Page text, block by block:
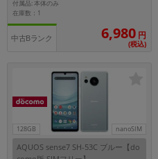
付属品: 本体のみ
在庫数：1
中古Bランク 6,980 円
(税込)
128GB nanoSIM
AQUOS sense7 SH-53C ブルー【do